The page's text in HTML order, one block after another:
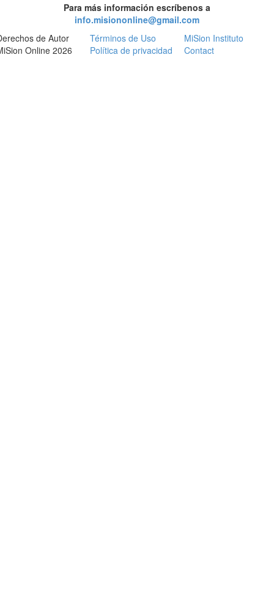
Para más información escríbenos a
info.misiononline@gmail.com
de Autor
Online 2026
Términos de Uso
Política de privacidad
MiSion Instituto
Contact